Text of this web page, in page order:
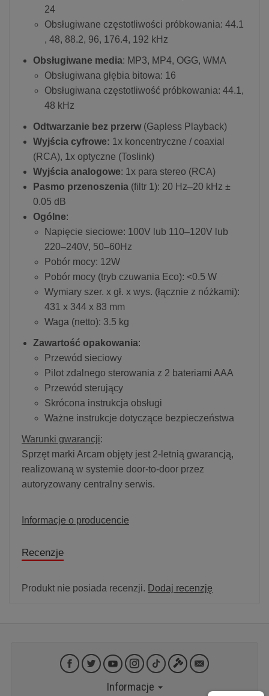
24
Obsługiwane częstotliwości próbkowania: 44.1
, 48, 88.2, 96, 176.4, 192 kHz
Obsługiwane media: MP3, MP4, OGG, WMA
Obsługiwana głębia bitowa: 16
Obsługiwana częstotliwość próbkowania: 44.1,
48 kHz
Odtwarzanie bez przerw(Gapless Playback)
Wyjścia cyfrowe: 1x koncentryczne / coaxial
(RCA), 1x optyczne (Toslink)
Wyjścia analogowe: 1x para stereo (RCA)
Pasmo przenoszenia (filtr 1): 20 Hz–20 kHz ±
0.05 dB
Ogólne:
Napięcie sieciowe: 100V lub 110–120V lub
220–240V, 50–60Hz
Pobór mocy: 12W
Pobór mocy (tryb czuwania Eco): <0.5 W
Wymiary szer. x gł. x wys. (łącznie z nóżkami):
431 x 344 x 83 mm
Waga (netto): 3.5 kg
Zawartość opakowania:
Przewód sieciowy
Pilot zdalnego sterowania z 2 bateriami AAA
Przewód sterujący
Skrócona instrukcja obsługi
Ważne instrukcje dotyczące bezpieczeństwa
Warunki gwarancji:
Sprzęt marki Arcam objęty jest 2-letnią gwarancją,
realizowaną w systemie door-to-door przez
autoryzowany centralny serwis.
Informacje o producencie
Recenzje
Produkt nie posiada recenzji. Dodaj recenzję
Informacje